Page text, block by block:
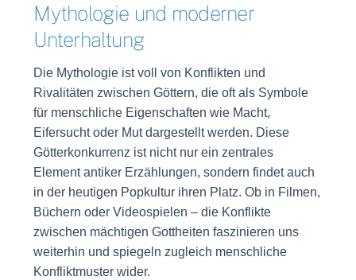
Mythologie und moderner
Unterhaltung
Die Mythologie ist voll von Konflikten und
Rivalitäten zwischen Göttern, die oft als Symbole
für menschliche Eigenschaften wie Macht,
Eifersucht oder Mut dargestellt werden. Diese
Götterkonkurrenz ist nicht nur ein zentrales
Element antiker Erzählungen, sondern findet auch
in der heutigen Popkultur ihren Platz. Ob in Filmen,
Büchern oder Videospielen – die Konflikte
zwischen mächtigen Gottheiten faszinieren uns
weiterhin und spiegeln zugleich menschliche
Konfliktmuster wider.